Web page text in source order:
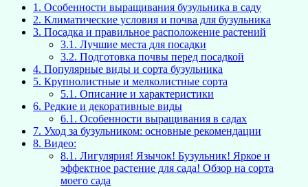
1. Особенности выращивания бузульника в саду
2. Климатические условия и почва для бузульника
3. Посадка и правильное расположение растений
3.1. Лучшие места для посадки
3.2. Подготовка почвы перед посадкой
4. Популярные виды и сорта бузульника
5. Крупнолистные и мелколистные сорта
5.1. Описание и характеристики
6. Редкие и декоративные виды
6.1. Особенности выращивания в садах
7. Уход за бузульником: основные рекомендации
8. Видео:
8.1. Лигулярия! Язычок! Бузульник! Яркое и
эффектное растение для сада! Обзор на сорта
моего сада